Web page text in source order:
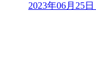
2023年06月25日